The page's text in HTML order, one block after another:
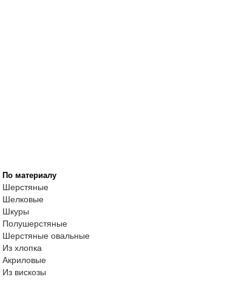
По материалу
Шерстяные
Шелковые
Шкуры
Полушерстяные
Шерстяные овальные
Из хлопка
Акриловые
Из вискозы